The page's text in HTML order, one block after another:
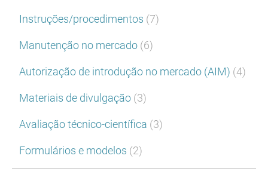
Instruções/procedimentos (7)
Manutenção no mercado (6)
Autorização de introdução no mercado (AIM) (4)
Materiais de divulgação (3)
Avaliação técnico-científica (3)
Formulários e modelos (2)